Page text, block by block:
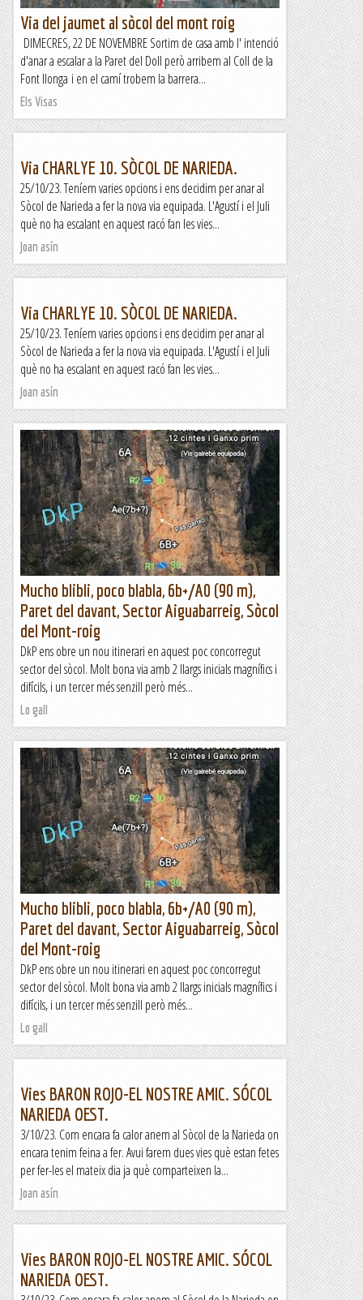
Via del jaumet al sòcol del mont roig
DIMECRES, 22 DE NOVEMBRE Sortim de casa amb l' intenció
d'anar a escalar a la Paret del Doll però arribem al Coll de la
Font llonga i en el camí trobem la barrera...
Els Visas
Via CHARLYE 10. SÒCOL DE NARIEDA.
25/10/23. Teníem varies opcions i ens decidim per anar al
Sòcol de Narieda a fer la nova via equipada. L'Agustí i el Juli
què no ha escalant en aquest racó fan les vies...
Joan asín
Via CHARLYE 10. SÒCOL DE NARIEDA.
25/10/23. Teníem varies opcions i ens decidim per anar al
Sòcol de Narieda a fer la nova via equipada. L'Agustí i el Juli
què no ha escalant en aquest racó fan les vies...
Joan asín
Mucho blibli, poco blabla, 6b+/A0 (90 m),
Paret del davant, Sector Aiguabarreig, Sòcol
del Mont-roig
DkP ens obre un nou itinerari en aquest poc concorregut
sector del sòcol. Molt bona via amb 2 llargs inicials magnífics i
difícils, i un tercer més senzill però més...
Lo gall
Mucho blibli, poco blabla, 6b+/A0 (90 m),
Paret del davant, Sector Aiguabarreig, Sòcol
del Mont-roig
DkP ens obre un nou itinerari en aquest poc concorregut
sector del sòcol. Molt bona via amb 2 llargs inicials magnífics i
difícils, i un tercer més senzill però més...
Lo gall
Vies BARON ROJO-EL NOSTRE AMIC. SÓCOL
NARIEDA OEST.
3/10/23. Com encara fa calor anem al Sòcol de la Narieda on
encara tenim feina a fer. Avui farem dues vies què estan fetes
per fer-les el mateix dia ja què comparteixen la...
Joan asín
Vies BARON ROJO-EL NOSTRE AMIC. SÓCOL
NARIEDA OEST.